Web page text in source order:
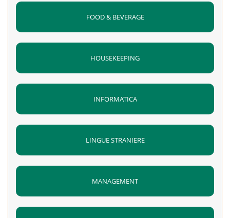
FOOD & BEVERAGE
HOUSEKEEPING
INFORMATICA
LINGUE STRANIERE
MANAGEMENT